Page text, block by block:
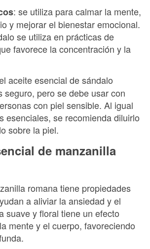
: se utiliza para calmar la mente,
y mejorar el bienestar emocional.
se utiliza en prácticas de
favorece la concentración y la
aceite esencial de sándalo
seguro, pero se debe usar con
con piel sensible. Al igual
esenciales, se recomienda diluirlo
sobre la piel.
de manzanilla
romana tiene propiedades
a aliviar la ansiedad y el
suave y floral tiene un efecto
mente y el cuerpo, favoreciendo